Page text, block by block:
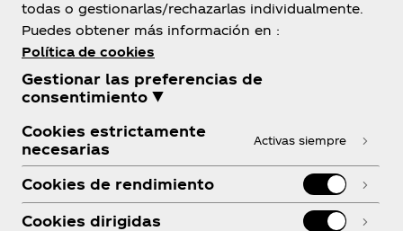
Sobre nosotros
¿Necesitas ayuda?
todas o gestionarlas/rechazarlas individualmente.
Puedes obtener más información en :
Política de cookies
Gestionar las preferencias de
consentimiento ▼
Cookies estrictamente
necesarias
Activas siempre
Cookies de rendimiento
Cookies dirigidas